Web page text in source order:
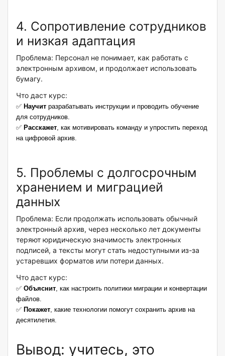
4. Сопротивление сотрудников
и низкая адаптация
Проблема: Персонал не понимает, как работать с
электронным архивом, и продолжает использовать
бумагу.
Что даст курс:
✅ Научит разрабатывать инструкции и проводить обучение
для сотрудников.
✅ Расскажет, как мотивировать команду и упростить переход
на цифровой архив.
5. Проблемы с долгосрочным
хранением и миграцией
данных
Проблема: Если продолжать использовать обычный
электронный архив, через несколько лет документы
теряют юридическую значимость электронных
подписей, а тексты могут стать недоступными из-за
устаревших форматов или потери данных.
Что даст курс:
✅ Объяснит, как настроить политики миграции и конвертации
файлов.
✅ Покажет, какие технологии помогут сохранить архив на
десятилетия.
Вывод: учитесь, это